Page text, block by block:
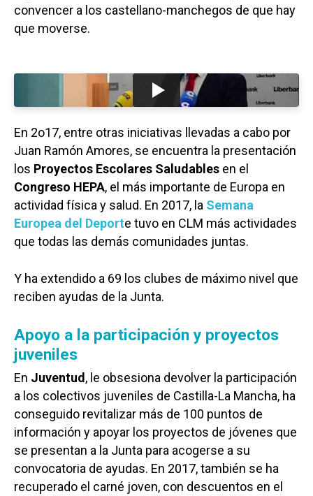
convencer a los castellano-manchegos de que hay
que moverse.
En 2o17, entre otras iniciativas llevadas a cabo por
Juan Ramón Amores, se encuentra la presentación
los Proyectos Escolares Saludables en el
Congreso HEPA, el más importante de Europa en
actividad física y salud. En 2017, la Semana
Europea del Deporte tuvo en CLM más actividades
que todas las demás comunidades juntas.
Y ha extendido a 69 los clubes de máximo nivel que
reciben ayudas de la Junta.
Apoyo a la participación y proyectos
juveniles
En Juventud, le obsesiona devolver la participación
a los colectivos juveniles de Castilla-La Mancha, ha
conseguido revitalizar más de 100 puntos de
información y apoyar los proyectos de jóvenes que
se presentan a la Junta para acogerse a su
convocatoria de ayudas. En 2017, también se ha
recuperado el carné joven, con descuentos en el